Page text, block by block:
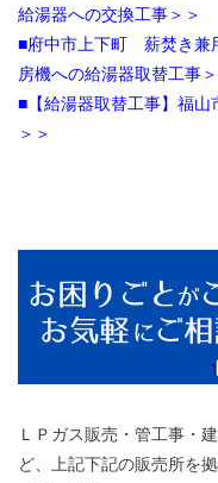
給湯器への交換工事＞＞
■府中市上下町 薪焚き兼
房機への給湯器取替工事＞
■【給湯器取替工事】福
＞＞
ＬＰガス販売・管工事・
ど、上記下記の販売所を